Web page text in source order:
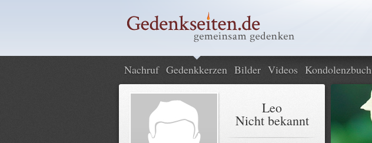
Nachruf Gedenkkerzen Bilder Videos Kondolenzbuch
Leo
Nicht bekannt